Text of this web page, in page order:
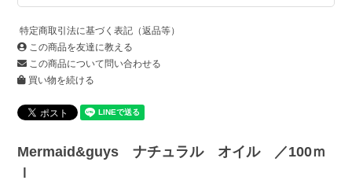
特定商取引法に基づく表記（返品等）
この商品を友達に教える
この商品について問い合わせる
買い物を続ける
Mermaid&guys ナチュラル オイル ／100ｍ